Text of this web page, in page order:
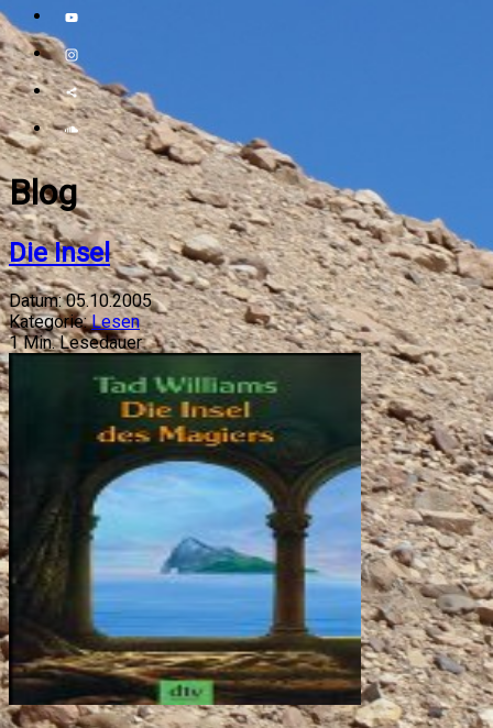
Blog
Die Insel
Datum: 05.10.2005
Kategorie: Lesen
1Min. Lesedauer